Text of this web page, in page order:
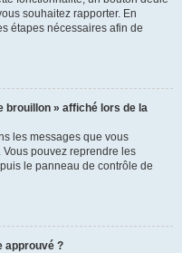
souhaitez rapporter. En
étapes nécessaires afin de
brouillon » affiché lors de la
les messages que vous
pouvez reprendre les
le panneau de contrôle de
approuvé ?